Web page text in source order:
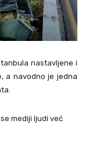
nastavljene i
a navodno je jedna
mediji ljudi već